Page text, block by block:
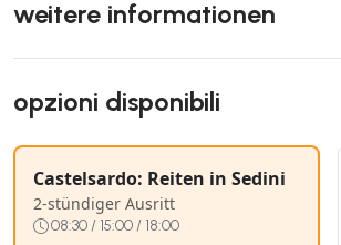
weitere informationen
opzioni disponibili
Castelsardo: Reiten in Sedini
2-stündiger Ausritt
08:30 / 15:00 / 18:00